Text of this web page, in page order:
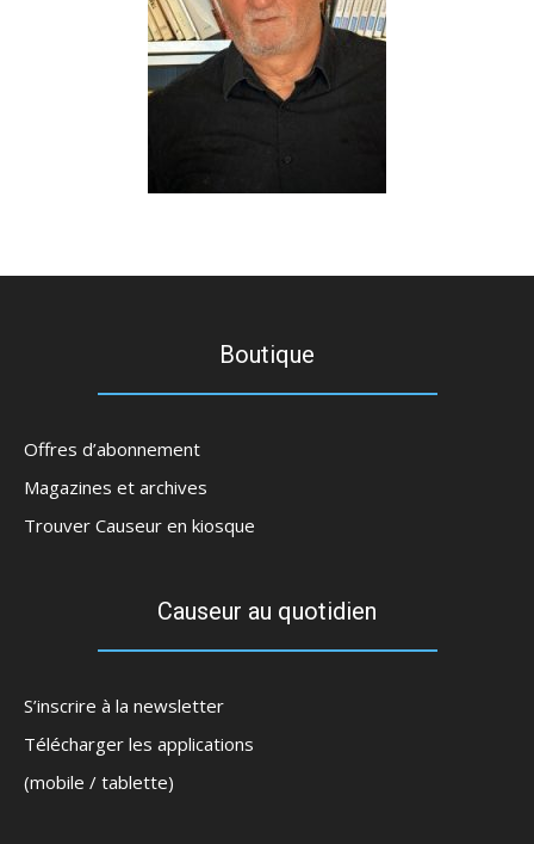
Boutique
Offres d’abonnement
Magazines et archives
Trouver Causeur en kiosque
Causeur au quotidien
S’inscrire à la newsletter
Télécharger les applications
(mobile / tablette)